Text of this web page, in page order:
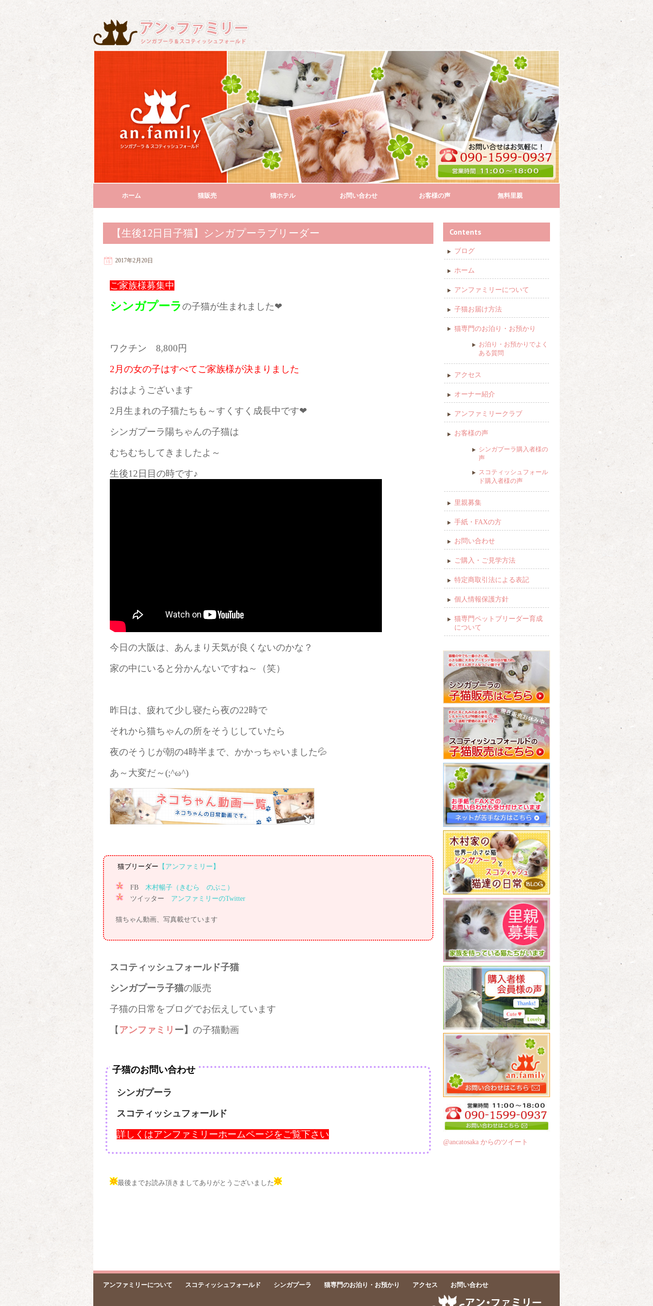
ホーム 猫販売 猫ホテル お問い合わせ お客様の声 無料里親
【生後12日目子猫】シンガプーラブリーダー
2017年2月20日
ご家族様募集中
シンガプーラの子猫が生まれました❤
ワクチン 8,800円
2月の女の子はすべてご家族様が決まりました
おはようございます
2月生まれの子猫たちも～すくすく成長中です❤
シンガプーラ陽ちゃんの子猫は
むちむちしてきましたよ～
生後12日目の時です♪
今日の大阪は、あんまり天気が良くないのかな？
家の中にいると分かんないですね～（笑）
昨日は、疲れて少し寝たら夜の22時で
それから猫ちゃんの所をそうじしていたら
夜のそうじが朝の4時半まで、かかっちゃいました💦
あ～大変だ～(;^ω^)
猫ブリーダー 【アンファミリー】
FB 木村暢子（きむら のぶこ）
ツイッター アンファミリーのTwitter
猫ちゃん動画、写真載せています
スコティッシュフォールド子猫
シンガプーラ子猫の販売
子猫の日常をブログでお伝えしています
【 アンファミリ ー】 の子猫動画
子猫のお問い合わせ
シンガプーラ
スコティッシュフォールド
詳しくはアンファミリーホームページをご覧下さい
最後までお読み頂きましてありがとうございました
Contents
ブログ
ホーム
アンファミリーについて
子猫お届け方法
猫専門のお泊り・お預かり
お泊り・お預かりでよく
ある質問
アクセス
オーナー紹介
アンファミリークラブ
お客様の声
シンガプーラ購入者様の
声
スコティッシュフォール
ド購入者様の声
里親募集
手紙・FAXの方
お問い合わせ
ご購入・ご見学方法
特定商取引法による表記
個人情報保護方針
猫専門ペットブリーダー育成
について
@ancatosaka からのツイート
アンファミリーについて スコティッシュフォールド シンガプーラ 猫専門のお泊り・お預かり アクセス お問い合わせ